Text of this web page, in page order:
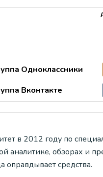
Одноклассники
Вконтакте
в 2012 году по
аналитике, обзорах и
оправдывает средства.